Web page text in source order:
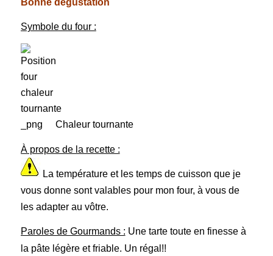
Symbole du four :
Chaleur tournante
À propos de la recette :
La température et les temps de cuisson que je
vous donne sont valables pour mon four, à vous de
les adapter au vôtre.
Paroles de Gourmands : Une tarte toute en finesse à
la pâte légère et friable. Un régal!!